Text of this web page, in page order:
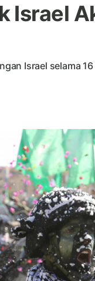
Israel
Israel selama